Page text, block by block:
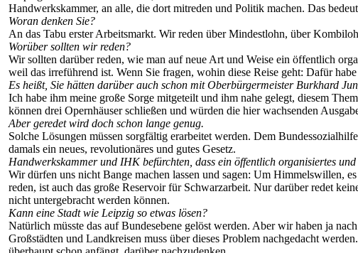
Handwerkskammer, an alle, die dort mitreden und Politik machen. Das
Woran denken Sie?
An das Tabu erster Arbeitsmarkt. Wir reden über Mindestlohn, über
Worüber sollten wir reden?
Wir sollten darüber reden, wie man auf neue Art und Weise ein öffentlich
weil das irreführend ist. Wenn Sie fragen, wohin diese Reise geht: Dafür
Es heißt, Sie hätten darüber auch schon mit Oberbürgermeister Burkhard
Ich habe ihm meine große Sorge mitgeteilt und ihm nahe gelegt, diesem
können drei Opernhäuser schließen und würden die hier wachsenden
Aber geredet wird doch schon lange genug.
Solche Lösungen müssen sorgfältig erarbeitet werden. Dem
damals ein neues, revolutionäres und gutes Gesetz.
Handwerkskammer und IHK befürchten, dass ein öffentlich organisiertes
Wir dürfen uns nicht Bange machen lassen und sagen: Um Himmelswillen,
reden, ist auch das große Reservoir für Schwarzarbeit. Nur darüber redet
nicht untergebracht werden können.
Kann eine Stadt wie Leipzig so etwas lösen?
Natürlich müsste das auf Bundesebene gelöst werden. Aber wir haben ja
Großstädten und Landkreisen muss über dieses Problem nachgedacht